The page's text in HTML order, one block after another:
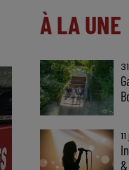
À LA UNE